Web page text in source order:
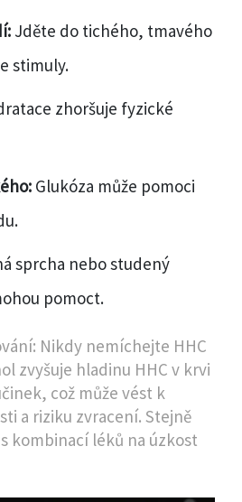
Jděte do tichého, tmavého
stimuly.
zhoršuje fyzické
Glukóza může pomoci
sprcha nebo studený
pomoct.
Nikdy nemíchejte HHC
zvyšuje hladinu HHC v krvi
což může vést k
a riziku zvracení. Stejně
kombinací léků na úzkost